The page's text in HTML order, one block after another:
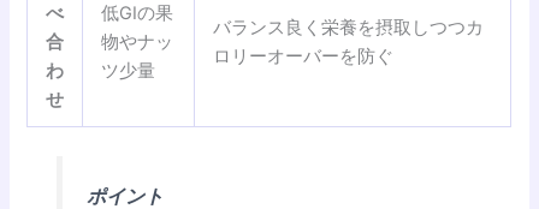
べ
合
わ
せ
低GIの果
物やナッ
ツ少量
バランス良く栄養を摂取しつつカ
ロリーオーバーを防ぐ
ポイント